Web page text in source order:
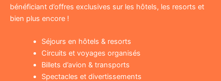
bénéficiant d’offres exclusives sur les hôtels, les resorts et
bien plus encore !
Séjours en hôtels & resorts
Circuits et voyages organisés
Billets d’avion & transports
Spectacles et divertissements